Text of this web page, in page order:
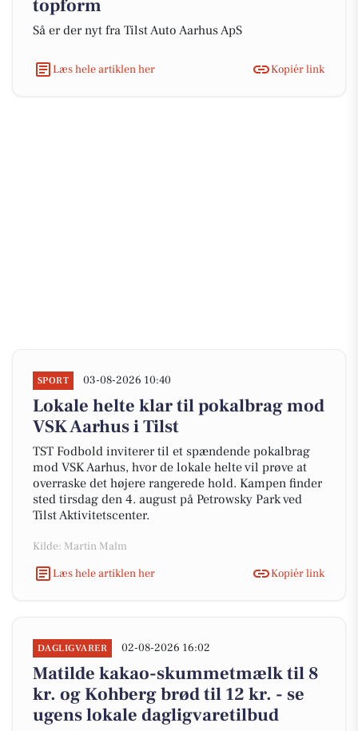
topform
Så er der nyt fra Tilst Auto Aarhus ApS
Læs hele artiklen her Kopiér link
SPORT 03-08-2026 10:40
Lokale helte klar til pokalbrag mod
VSK Aarhus i Tilst
TST Fodbold inviterer til et spændende pokalbrag
mod VSK Aarhus, hvor de lokale helte vil prøve at
overraske det højere rangerede hold. Kampen finder
sted tirsdag den 4. august på Petrowsky Park ved
Tilst Aktivitetscenter.
Kilde: Martin Malm
Læs hele artiklen her
Kopiér link
DAGLIGVARER 02-08-2026 16:02
Matilde kakao-skummetmælk til 8
kr. og Kohberg brød til 12 kr. - se
ugens lokale dagligvaretilbud